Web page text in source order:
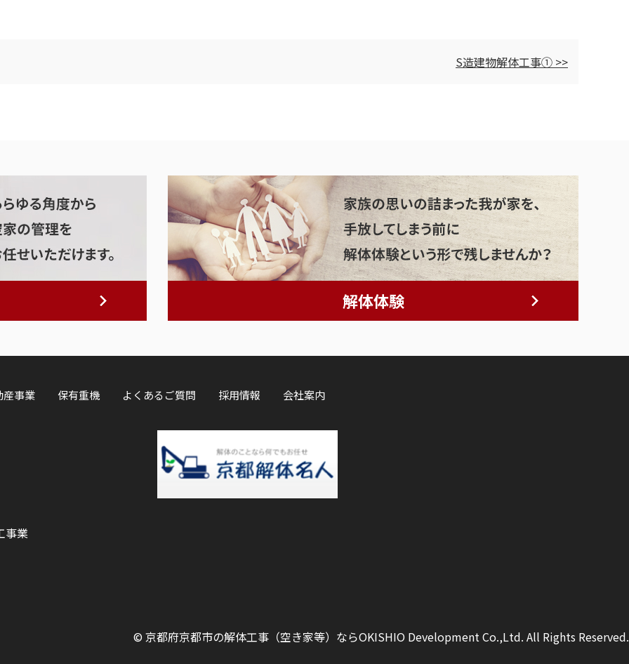
S造建物解体工事① >>
解体体験
産事業 保有重機 よくあるご質問 採用情報 会社案内
事業
© 京都府京都市の解体工事（空き家等）ならOKISHIO Development Co.,Ltd. All Rights Reserved.